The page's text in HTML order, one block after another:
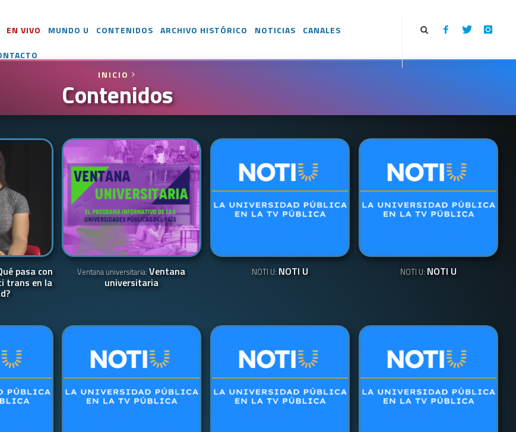
EN VIVO MUNDO U CONTENIDOS ARCHIVO HISTÓRICO NOTICIAS
CANALES
INICIO
Contenidos
pasa con
trans en la
Ventana universitaria:Ventana
universitaria
NOTI U: NOTI U NOTI U: NOTI U